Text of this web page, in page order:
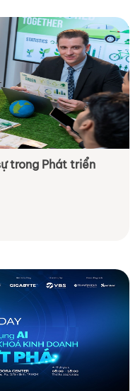
trong Phát triển